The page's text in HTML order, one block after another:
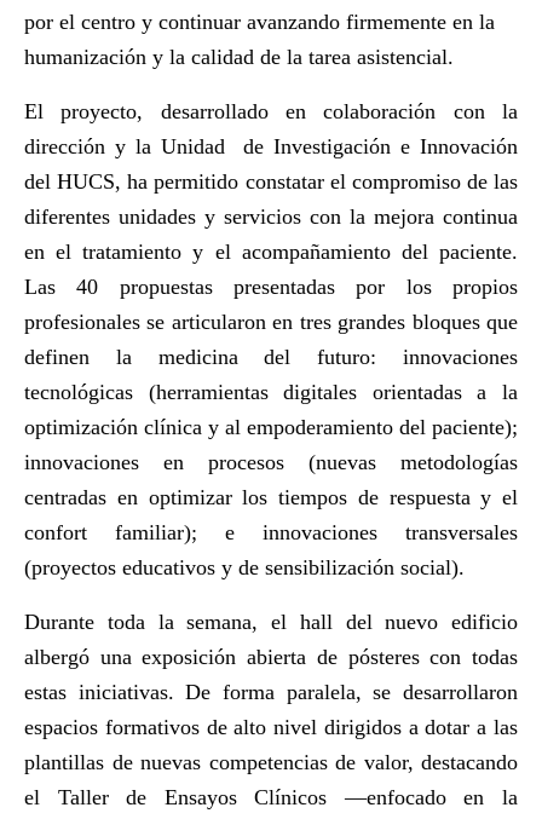
por el centro y continuar avanzando firmemente en la
humanización y la calidad de la tarea asistencial.
El proyecto, desarrollado en colaboración con la
dirección y la Unidad de Investigación e Innovación
del HUCS, ha permitido constatar el compromiso de las
diferentes unidades y servicios con la mejora continua
en el tratamiento y el acompañamiento del paciente.
Las 40 propuestas presentadas por los propios
profesionales se articularon en tres grandes bloques que
definen la medicina del futuro: innovaciones
tecnológicas (herramientas digitales orientadas a la
optimización clínica y al empoderamiento del paciente);
innovaciones en procesos (nuevas metodologías
centradas en optimizar los tiempos de respuesta y el
confort familiar); e innovaciones transversales
(proyectos educativos y de sensibilización social).
Durante toda la semana, el hall del nuevo edificio
albergó una exposición abierta de pósteres con todas
estas iniciativas. De forma paralela, se desarrollaron
espacios formativos de alto nivel dirigidos a dotar a las
plantillas de nuevas competencias de valor, destacando
el Taller de Ensayos Clínicos —enfocado en la